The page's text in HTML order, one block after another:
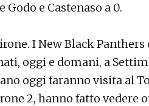
e Castenaso a 0.
I New Black Panthers
oggi e domani, a
oggi faranno visita al
2, hanno fatto vedere